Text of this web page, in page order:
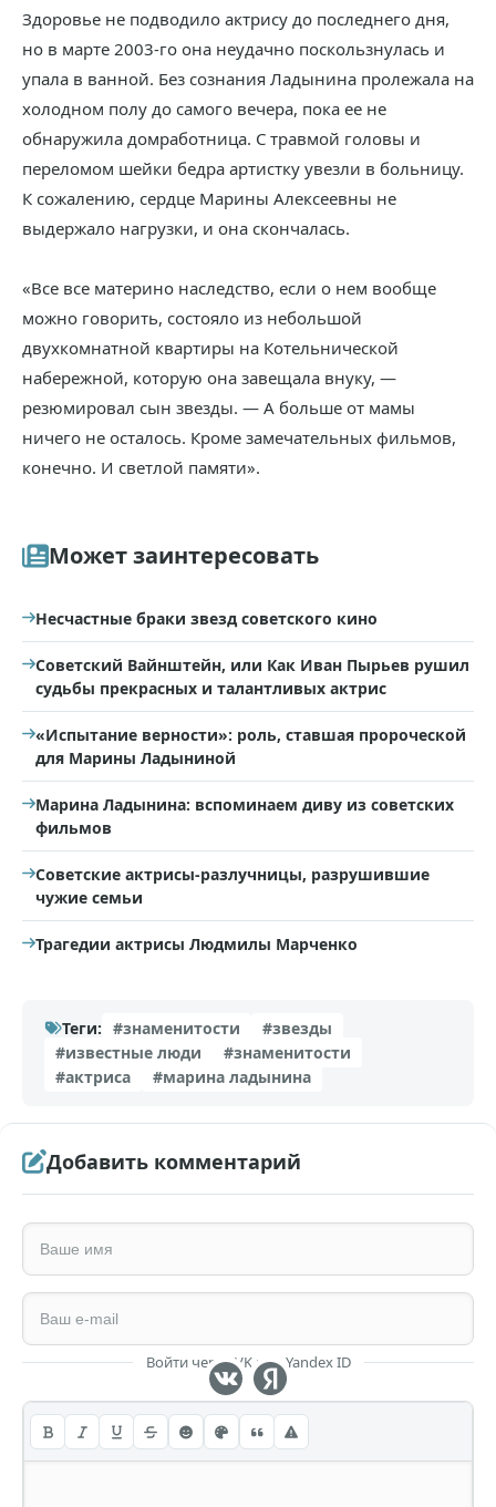
Здоровье не подводило актрису до последнего дня,
но в марте 2003-го она неудачно поскользнулась и
упала в ванной. Без сознания Ладынина пролежала на
холодном полу до самого вечера, пока ее не
обнаружила домработница. С травмой головы и
переломом шейки бедра артистку увезли в больницу.
К сожалению, сердце Марины Алексеевны не
выдержало нагрузки, и она скончалась.
«Все все материно наследство, если о нем вообще
можно говорить, состояло из небольшой
двухкомнатной квартиры на Котельнической
набережной, которую она завещала внуку, —
резюмировал сын звезды. — А больше от мамы
ничего не осталось. Кроме замечательных фильмов,
конечно. И светлой памяти».
Может заинтересовать
Несчастные браки звезд советского кино
Советский Вайнштейн, или Как Иван Пырьев рушил
судьбы прекрасных и талантливых актрис
«Испытание верности»: роль, ставшая пророческой
для Марины Ладыниной
Марина Ладынина: вспоминаем диву из советских
фильмов
Советские актрисы-разлучницы, разрушившие
чужие семьи
Трагедии актрисы Людмилы Марченко
Теги: #знаменитости
#звезды
#известные люди
#знаменитости
#актриса
#марина ладынина
Добавить комментарий
Войти через VK или Yandex ID